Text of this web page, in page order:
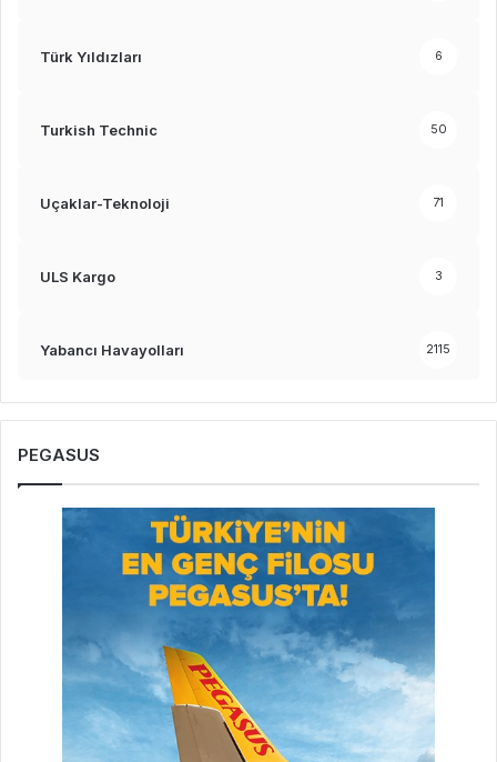
Türk Yıldızları 6
Turkish Technic 50
Uçaklar-Teknoloji 71
ULS Kargo 3
Yabancı Havayolları 2115
PEGASUS